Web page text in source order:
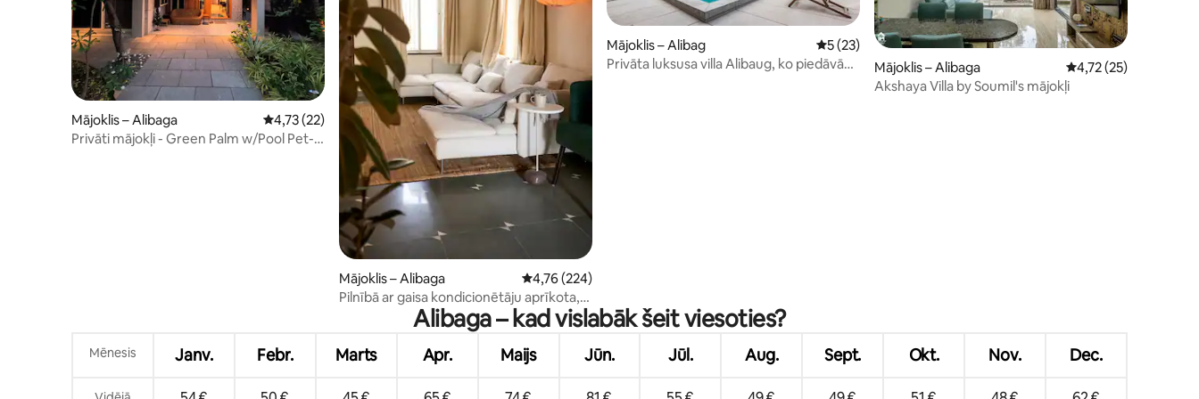
Mājoklis – Alibaga Vidējais vērtējums: 4,73 no 5, atsauksmju skaits: 22
4,73 (22)
Privāti mājokļi - Green Palm w/Pool Pet-
Mājoklis – Alibaga Vidējais vērtējums: 4,76 no 5, atsauksmju skaits: 224
4,76 (224)
Pilnībā ar gaisa kondicionētāju aprīkota,
mīļdzīvniekiem piemērota luksusa villa,
Mājoklis – Alibag Vidējais vērtējums: 5 no 5, atsauksmju skaits: 23
5 (23)
Privāta luksusa villa Alibaug, ko piedāvā
Mājoklis – Alibaga Vidējais vērtējums:
4,72 (25)
Akshaya Villa by Soumil's mājokļi
Alibaga – kad vislabāk šeit viesoties?
Mēnesis Janv. Febr. Marts Apr. Maijs Jūn. Jūl. Aug. Sept. Okt. Nov. Dec.